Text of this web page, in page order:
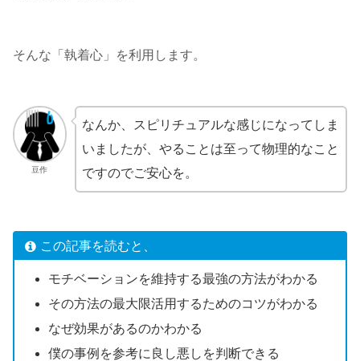
そんな「執着心」を利用します。
豆作
なんか、スピリチュアルな感じになってしま
いましたが、やることは至って物理的なこと
ですのでご安心を。
この記事を読むと、
モチベーションを維持する最強の方法がわかる
その方法の最大限活用するためのコツがわかる
なぜ効果があるのかわかる
僕の事例を参考に良し悪しを判断できる